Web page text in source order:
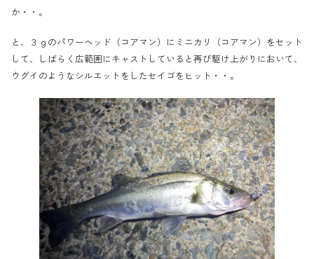
か・・。
と、３ｇのパワーヘッド（コアマン）にミニカリ（コアマン）をセット
して、しばらく広範囲にキャストしていると再び駆け上がりにおいて、
ウグイのようなシルエットをしたセイゴをヒット・・。